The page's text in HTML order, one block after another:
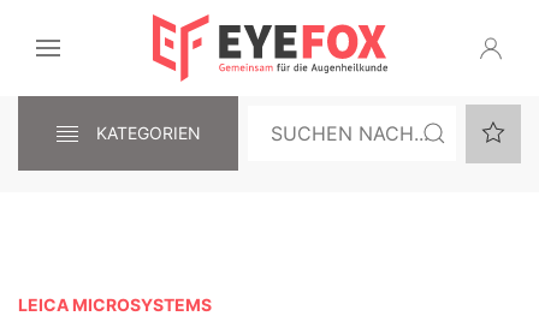
KATEGORIEN
LEICA MICROSYSTEMS